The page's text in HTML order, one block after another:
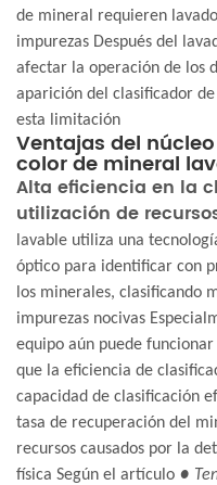
de mineral requieren
impurezas Después del
afectar la operación de los
aparición del clasificador
esta limitación
Ventajas del
color de mineral
Alta eficiencia en la
utilización de
lavable utiliza una
óptico para identificar con
los minerales, clasificando
impurezas nocivas
equipo aún puede
que la eficiencia de
capacidad de clasificación
tasa de recuperación del
recursos causados ​​por la
física Según el artículo ●